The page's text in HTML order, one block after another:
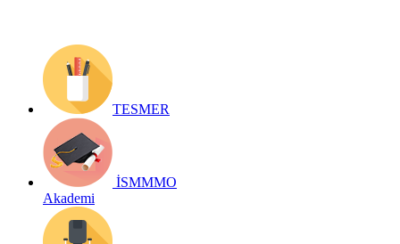
TESMER
İSMMMO
Akademi